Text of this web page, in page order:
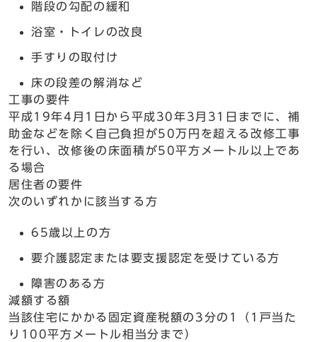
階段の勾配の緩和
浴室・トイレの改良
手すりの取付け
床の段差の解消など
工事の要件
平成19年4月1日から平成30年3月31日までに、補
助金などを除く自己負担が50万円を超える改修工事
を行い、改修後の床面積が50平方メートル以上であ
る場合
居住者の要件
次のいずれかに該当する方
65歳以上の方
要介護認定または要支援認定を受けている方
障害のある方
減額する額
当該住宅にかかる固定資産税額の3分の1（1戸当た
り100平方メートル相当分まで）